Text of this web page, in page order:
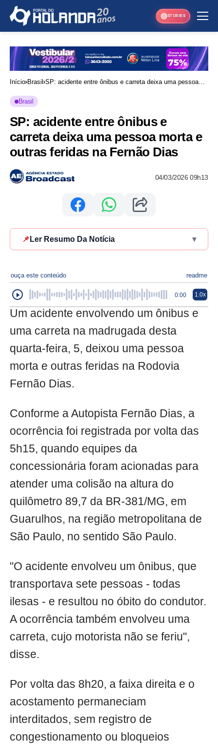
STORIES
Início Brasil SP: acidente entre ônibus e carreta deixa uma pessoa
Brasil
SP: acidente entre ônibus e
carreta deixa uma pessoa morta e
outras feridas na Fernão Dias
04/03/2026 09h13
📌 Ler Resumo Da Notícia ▾
ouça este conteúdo readme
0:00 1.0x
Um acidente envolvendo um ônibus e
uma carreta na madrugada desta
quarta-feira, 5, deixou uma pessoa
morta e outras feridas na Rodovia
Fernão Dias.
Conforme a Autopista Fernão Dias, a
ocorrência foi registrada por volta das
5h15, quando equipes da
concessionária foram acionadas para
atender uma colisão na altura do
quilômetro 89,7 da BR-381/MG, em
Guarulhos, na região metropolitana de
São Paulo, no sentido São Paulo.
"O acidente envolveu um ônibus, que
transportava sete pessoas - todas
ilesas - e resultou no óbito do condutor.
A ocorrência também envolveu uma
carreta, cujo motorista não se feriu",
disse.
Por volta das 8h20, a faixa direita e o
acostamento permaneciam
interditados, sem registro de
congestionamento ou bloqueios